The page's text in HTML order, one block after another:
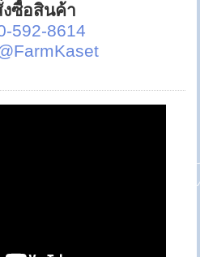
งซื้อสินค้า
592-8614